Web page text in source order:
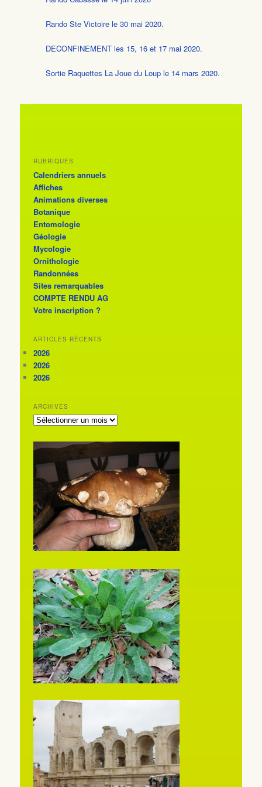
Rando Ste Victoire le 30 mai 2020.
DECONFINEMENT les 15, 16 et 17 mai 2020.
Sortie Raquettes La Joue du Loup le 14 mars 2020.
RUBRIQUES
Calendriers annuels
Affiches
Animations diverses
Botanique
Entomologie
Géologie
Mycologie
Ornithologie
Randonnées
Sites remarquables
COMPTE RENDU AG
Votre inscription ?
ARTICLES RÉCENTS
2026
2026
2026
ARCHIVES
ARCHIVES